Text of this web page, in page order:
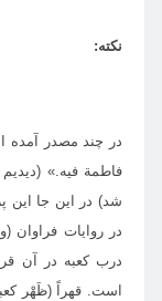
نكته:
در چند مصدر آمده
فاطمة فيه.»
شد) در اين جا
در روايات
درب كعبه در آن
است. قهراً (ظَهْر